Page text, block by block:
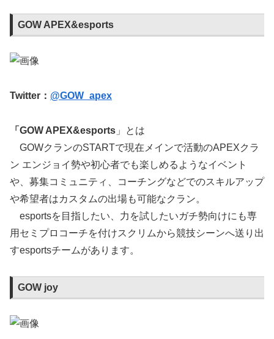
GOW APEX&esports
Twitter： @GOW_apex
「GOW APEX&esports 」とは
GOWクランのSTARTで現在メインで活動のAPEXクラ
ン エンジョイ勢や初心者でも楽しめるようなイベント
や、募集コミュニティ、コーチングなどでのスキルアップ
や希望者はカスタムの出場も可能なクラン。
esportsを目指したい、力を試したいガチ勢向けにも専
用セミプロコーチを付けスクリムから競技シーンへ送り出
すesportsチームがあります。
GOW joy